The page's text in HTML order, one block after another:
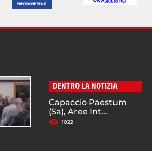
DENTRO LA NOTIZIA
Capaccio Paestum
(Sa), Aree Int...
1022